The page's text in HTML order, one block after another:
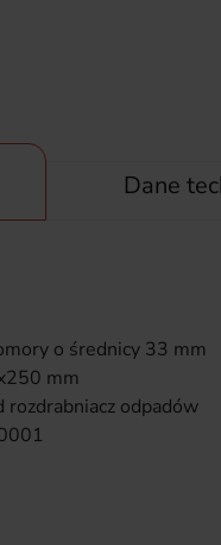
Dane
o średnicy 33 mm
mm
odpadów